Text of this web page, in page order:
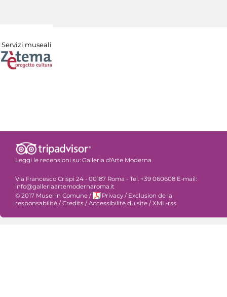
Servizi museali
Leggi le recensioni su: Galleria d'Arte Moderna
Via Francesco Crispi 24 - 00187 Roma - Tel. +39 060608 E-mail:
info@galleriaartemodernaroma.it
© 2017 Musei in Comune / Privacy / Exclusion de la
responsabilité /Credits /Accessibilité du site /XML-rss